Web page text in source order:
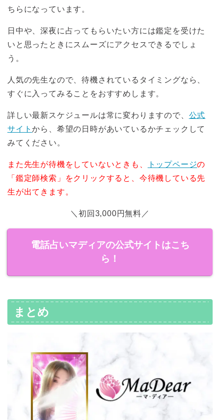
ちらになっています。
日中や、深夜に占ってもらいたい方には鑑定を受けた
いと思ったときにスムーズにアクセスできるでしょ
う。
人気の先生なので、待機されているタイミングなら、
すぐに入ってみることをおすすめします。
詳しい最新スケジュールは常に変わりますので、 公式
サイトから、希望の日時があいているかチェックして
みてください。
また先生が待機をしていないときも、 トップページの
「鑑定師検索」をクリックすると、今待機している先
生が出てきます。
＼初回3,000円無料／
電話占いマディアの公式サイトはこち
ら！
まとめ